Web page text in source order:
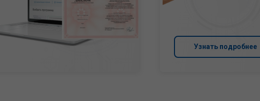
Узнать подробнее